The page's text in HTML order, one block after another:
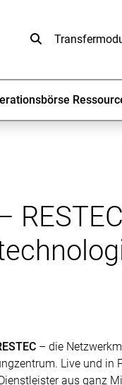
Suche
– die
Live und in
aus ganz